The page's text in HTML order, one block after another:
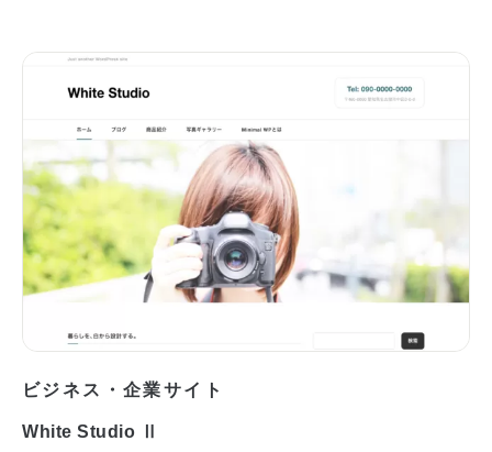
ビジネス・企業サイト
White Studio Ⅱ